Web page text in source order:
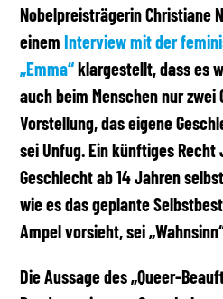
Nobelpreisträgerin Christiane
einemInterview mit der
„Emma“klargestellt, dass es
auch beim Menschen nur
Vorstellung, das eigene
sei Unfug. Ein künftiges
Geschlecht ab 14 Jahren
wie es das geplante
Ampel vorsieht, sei
Die Aussage des „Queer-